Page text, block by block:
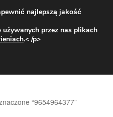
od 31 zł
800 003 167
“9654964377”
najlepszą jakość
przez nas plikach
.< /p>